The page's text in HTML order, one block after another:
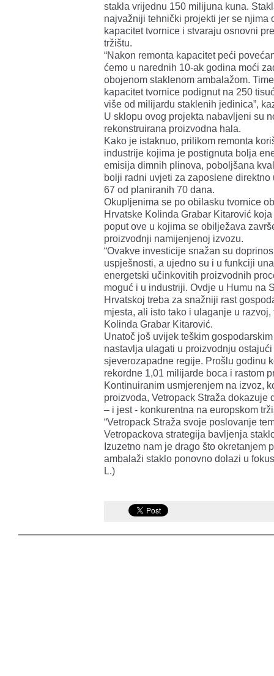
stakla vrijednu 150 milijuna kuna.
najvažniji tehnički projekti jer se njima
kapacitet tvornice i stvaraju osnovni
tržištu.
“Nakon remonta kapacitet peći
ćemo u narednih 10-ak godina moći
obojenom staklenom ambalažom.
kapacitet tvornice podignut na 250
više od milijardu staklenih jedinica”,
U sklopu ovog projekta nabavljeni su
rekonstruirana proizvodna hala.
Kako je istaknuo, prilikom remonta
industrije kojima je postignuta bolja
emisija dimnih plinova, poboljšana
bolji radni uvjeti za zaposlene
67 od planiranih 70 dana.
Okupljenima se po obilasku tvornice
Hrvatske Kolinda Grabar Kitarović
poput ove u kojima se obilježava
proizvodnji namijenjenoj izvozu.
“Ovakve investicije snažan su
uspješnosti, a ujedno su i u funkciji
energetski učinkovitih proizvodnih
moguć i u industriji. Ovdje u Humu na
Hrvatskoj treba za snažniji rast
mjesta, ali isto tako i ulaganje u
Kolinda Grabar Kitarović.
Unatoč još uvijek teškim
nastavlja ulagati u proizvodnju
sjeverozapadne regije. Prošlu godinu
rekordne 1,01 milijarde boca i rastom
Kontinuiranim usmjerenjem na izvoz,
proizvoda, Vetropack Straža
– i jest - konkurentna na europskom
“Vetropack Straža svoje poslovanje
Vetropackova strategija bavljenja
Izuzetno nam je drago što okretanjem
ambalaži staklo ponovno dolazi u
L.)